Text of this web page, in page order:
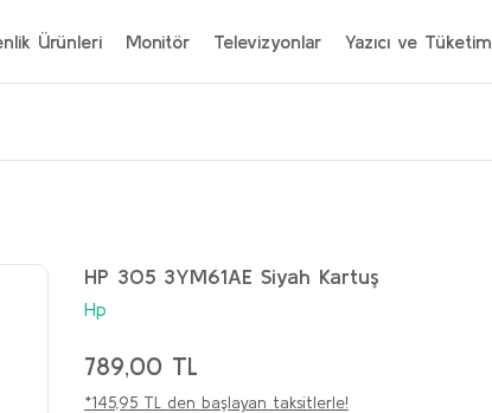
Ürünleri Monitör Televizyonlar Yazıcı ve Tüketim
HP 305 3YM61AE Siyah Kartuş
Hp
789,00 TL
*145,95 TL den başlayan taksitlerle!